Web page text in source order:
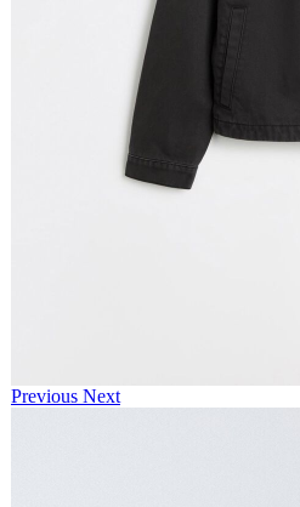
Previous Next